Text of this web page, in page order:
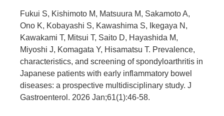
Fukui S, Kishimoto M, Matsuura M, Sakamoto A,
Ono K, Kobayashi S, Kawashima S, Ikegaya N,
Kawakami T, Mitsui T, Saito D, Hayashida M,
Miyoshi J, Komagata Y, Hisamatsu T. Prevalence,
characteristics, and screening of spondyloarthritis in
Japanese patients with early inflammatory bowel
diseases: a prospective multidisciplinary study. J
Gastroenterol. 2026 Jan;61(1):46-58.